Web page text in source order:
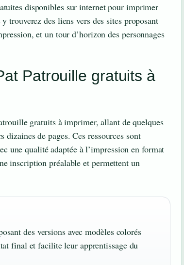
disponibles sur internet pour imprimer
trouverez des liens vers des sites proposant
et un tour d’horizon des personnages
Patrouille gratuits à
gratuits à imprimer, allant de quelques
de pages. Ces ressources sont
une qualité adaptée à l’impression en format
inscription préalable et permettent un
des versions avec modèles colorés
final et facilite leur apprentissage du